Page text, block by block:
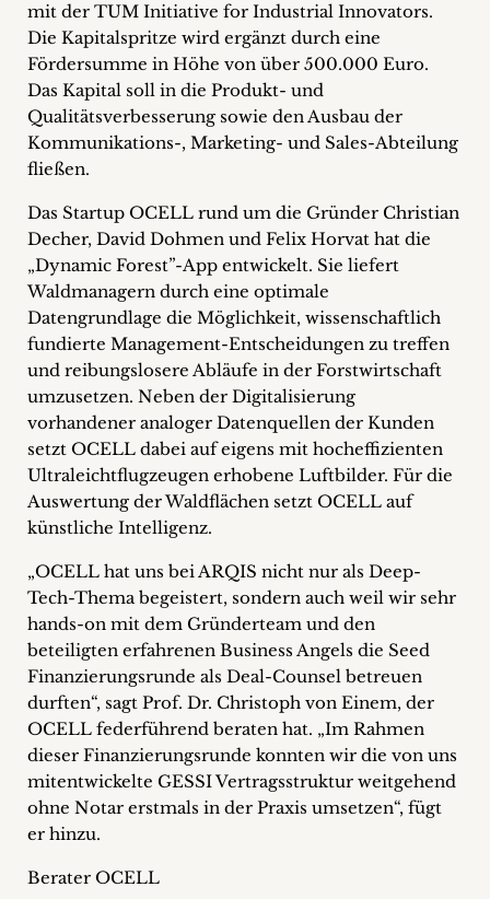
&
Podcasts
+
Team
Philosophie
Presseanfragen
Kontakt
mit der TUM Initiative for Industrial Innovators.
Die Kapitalspritze wird ergänzt durch eine
Fördersumme in Höhe von über 500.000 Euro.
Das Kapital soll in die Produkt- und
Qualitätsverbesserung sowie den Ausbau der
Kommunikations-, Marketing- und Sales-Abteilung
fließen.
Das Startup OCELL rund um die Gründer Christian
Decher, David Dohmen und Felix Horvat hat die
„Dynamic Forest”-App entwickelt. Sie liefert
Waldmanagern durch eine optimale
Datengrundlage die Möglichkeit, wissenschaftlich
fundierte Management-Entscheidungen zu treffen
und reibungslosere Abläufe in der Forstwirtschaft
umzusetzen. Neben der Digitalisierung
vorhandener analoger Datenquellen der Kunden
setzt OCELL dabei auf eigens mit hocheffizienten
Ultraleichtflugzeugen erhobene Luftbilder. Für die
Auswertung der Waldflächen setzt OCELL auf
künstliche Intelligenz.
„OCELL hat uns bei ARQIS nicht nur als Deep-
Tech-Thema begeistert, sondern auch weil wir sehr
hands-on mit dem Gründerteam und den
beteiligten erfahrenen Business Angels die Seed
Finanzierungsrunde als Deal-Counsel betreuen
durften“, sagt Prof. Dr. Christoph von Einem, der
OCELL federführend beraten hat. „Im Rahmen
dieser Finanzierungsrunde konnten wir die von uns
mitentwickelte GESSI Vertragsstruktur weitgehend
ohne Notar erstmals in der Praxis umsetzen“, fügt
er hinzu.
Berater OCELL